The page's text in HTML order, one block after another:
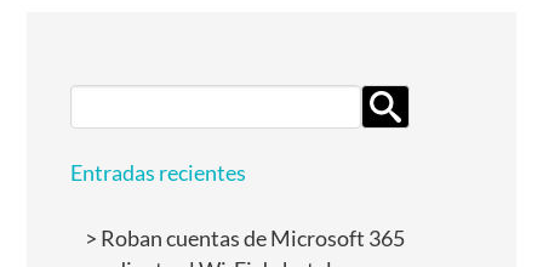
for:
Entradas recientes
Roban cuentas de Microsoft 365